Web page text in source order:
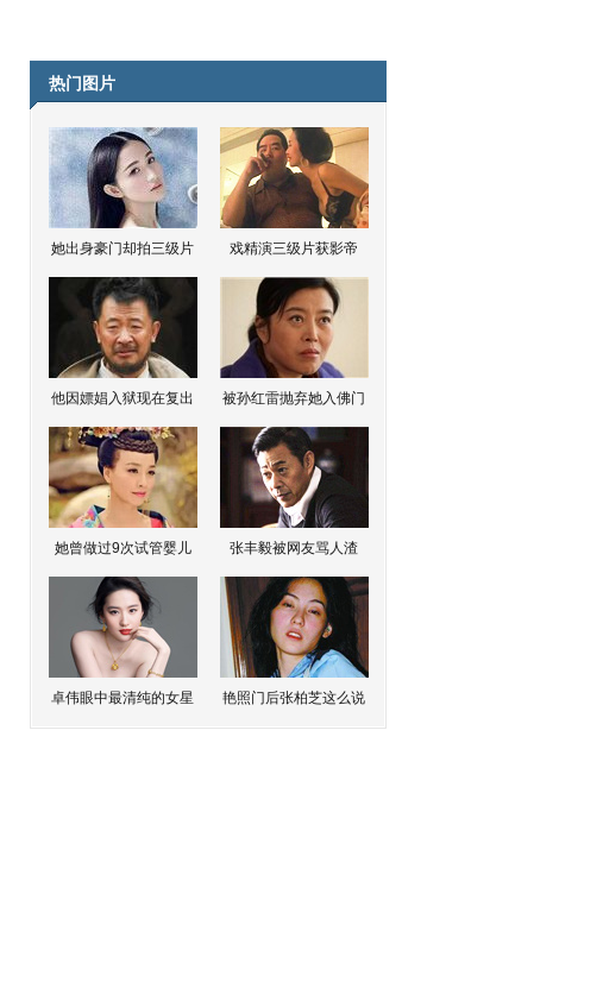
热门图片
她出身豪门却拍三级片 戏精演三级片获影帝
他因嫖娼入狱现在复出 被孙红雷抛弃她入佛门
她曾做过9次试管婴儿 张丰毅被网友骂人渣
卓伟眼中最清纯的女星 艳照门后张柏芝这么说